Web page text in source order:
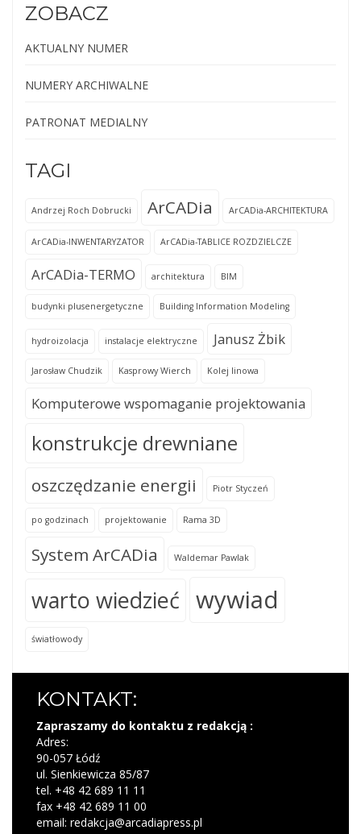
ZOBACZ
AKTUALNY NUMER
NUMERY ARCHIWALNE
PATRONAT MEDIALNY
TAGI
Andrzej Roch Dobrucki ArCADia ArCADia-ARCHITEKTURA
ArCADia-INWENTARYZATOR ArCADia-TABLICE ROZDZIELCZE
ArCADia-TERMO architektura BIM
budynki plusenergetyczne Building Information Modeling
hydroizolacja instalacje elektryczne Janusz Żbik
Jarosław Chudzik Kasprowy Wierch Kolej linowa
Komputerowe wspomaganie projektowania
konstrukcje drewniane
oszczędzanie energii Piotr Styczeń
po godzinach projektowanie Rama 3D
System ArCADia Waldemar Pawlak
warto wiedzieć wywiad
światłowody
KONTAKT:
Zapraszamy do kontaktu z redakcją :
Adres:
90-057 Łódź
ul. Sienkiewicza 85/87
tel. +48 42 689 11 11
fax +48 42 689 11 00
email: redakcja@arcadiapress.pl